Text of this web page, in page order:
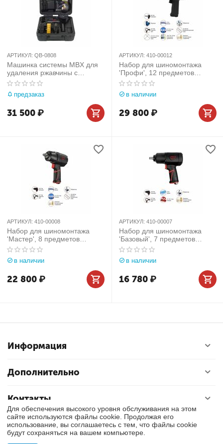
АРТИКУЛ: QB-0808
Машинка системы MBX для
удаления ржавчины c
комплектом
принадлежностей MIGHTY
SEVEN QB-0808
предзаказ
31 500₽
АРТИКУЛ: 410-00012
Набор для шиномонтажа
'Профи', 12 предметов
МАСТАК 410-00012
в наличии
29 800₽
АРТИКУЛ: 410-00008
Набор для шиномонтажа
'Мастер', 8 предметов
МАСТАК 410-00008
в наличии
22 800₽
АРТИКУЛ: 410-00007
Набор для шиномонтажа
'Базовый', 7 предметов
МАСТАК 410-00007
в наличии
16 780₽
Информация
Дополнительно
Контакты
© 2017 - 2026 Тулса. Все права защищены.
Для обеспечения высокого уровня обслуживания на этом
сайте используются файлы cookie. Продолжая его
использование, вы соглашаетесь с тем, что файлы cookie
будут сохраняться на вашем компьютере.